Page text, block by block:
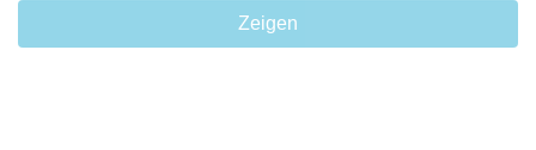
Zeigen